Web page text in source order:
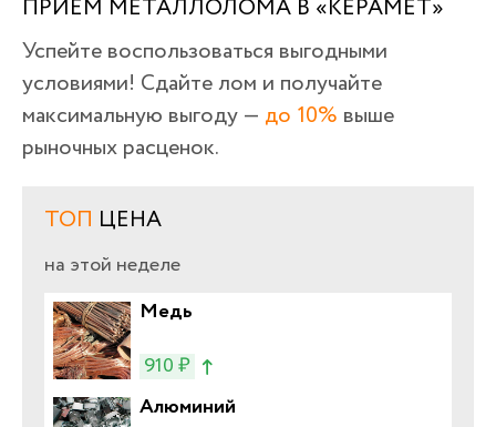
ПРИЁМ МЕТАЛЛОЛОМА В «КЕРАМЕТ»
Успейте воспользоваться выгодными
условиями! Сдайте лом и получайте
максимальную выгоду — до 10% выше
рыночных расценок.
ТОП ЦЕНА
на этой неделе
Медь
910 ₽
Алюминий